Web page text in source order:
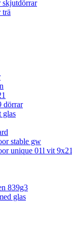
skjutdörrar
trä
dörrar
glas
stable gw
unique 01l vit 9x21
839g3
glas